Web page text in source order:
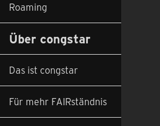
Roaming
Über congstar
Das ist congstar
Für mehr FAIRständnis